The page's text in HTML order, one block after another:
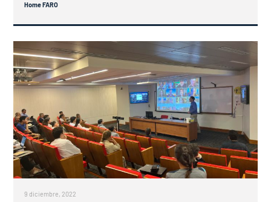
Home FARO
9 diciembre, 2022